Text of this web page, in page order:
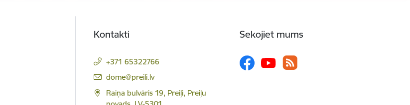
Kontakti
+371 65322766
E-pasts:
dome@preili.lv
Raiņa bulvāris 19, Preiļi, Preiļu
Sekojiet mums